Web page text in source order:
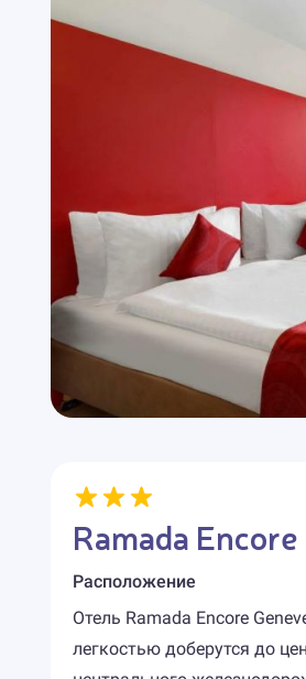
Ramada
Расположение
Отель Ramada Encore
легкостью доберутся до